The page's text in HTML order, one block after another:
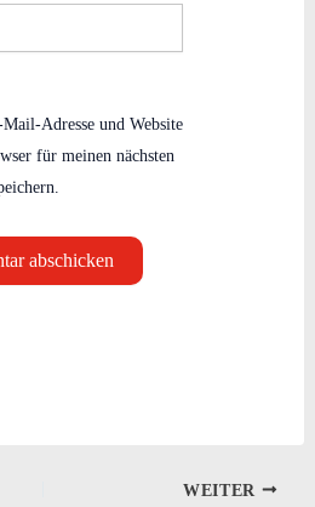
Adresse und Website
für meinen nächsten
WEITER